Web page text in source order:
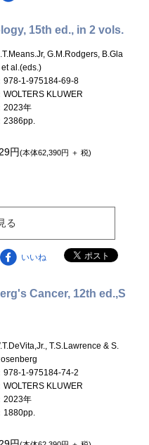
15th ed., in 2 vols.
G.M.Rodgers, B.Gla
et al.(eds.)
978-1-975184-69-8
WOLTERS KLUWER
2023年
2386pp.
円(本体62,390円 ＋ 税)
る
いいね
Cancer, 12th ed.,S
T.S.Lawrence & S.
978-1-975184-74-2
WOLTERS KLUWER
2023年
1880pp.